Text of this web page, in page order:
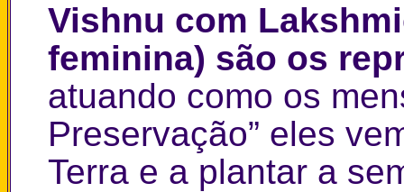
Vishnu com
feminina) são os
atuando como os
Preservação” eles
Terra e a plantar a